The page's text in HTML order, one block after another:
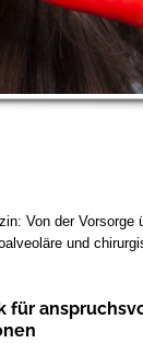
Von der Vorsorge
und
für